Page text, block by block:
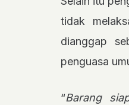
tidak
dianggap
penguasa
“Barang